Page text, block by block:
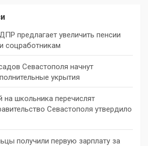
предлагает увеличить пенсии
соцработникам
Севастополя начнут
укрытия
на школьника перечислят
Севастополя утвердило
получили первую зарплату за